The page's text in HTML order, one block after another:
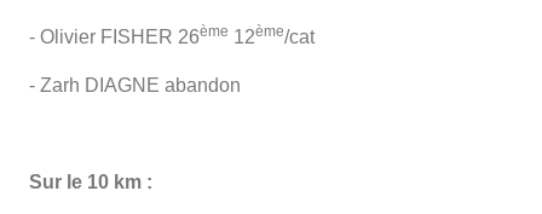
- Olivier FISHER 26ème 12ème/cat
- Zarh DIAGNE abandon
Sur le 10 km :